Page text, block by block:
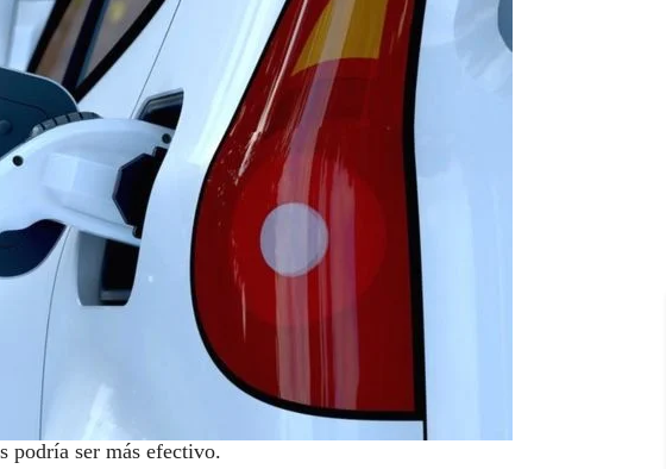
podría ser más efectivo.